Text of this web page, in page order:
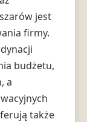
jest
firmy.
budżetu,
a
także